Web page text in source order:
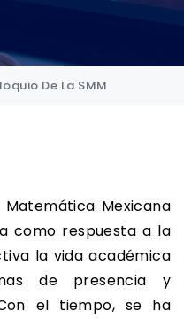
De La SMM
Matemática Mexicana
como respuesta a la
la vida académica
de presencia y
el tiempo, se ha